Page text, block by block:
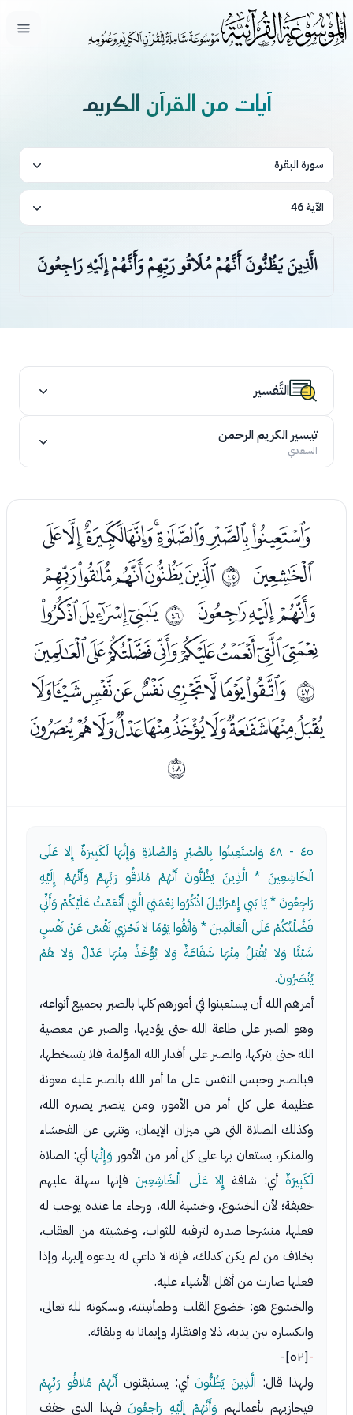
فتح
آيات من القرآن الكريم
سورة البقرة
الآية 46
الَّذِينَ يَظُنُّونَ أَنَّهُمْ مُلَاقُو رَبِّهِمْ وَأَنَّهُمْ إِلَيْهِ رَاجِعُونَ
التَّفسير
تيسير الكريم الرحمن
السعدي
ﮰﮱﯓﯔﯕﯖﯗﯘ
ﯙ ﰬﯛﯜﯝﯞﯟ
ﯠﯡﯢ ﰭﯤﯥﯦ
ﯧﯨﯩﯪﯫﯬﯭﯮ
ﰮ ﯰﯱﯲﯳﯴﯵﯶﯷﯸ
ﯹﯺﯻﯼﯽﯾﯿﰀﰁﰂ
ﰯ
٤٥ - ٤٨
وَاسْتَعِينُوا بِالصَّبْرِ وَالصَّلاةِ وَإِنَّهَا لَكَبِيرَةٌ إِلا عَلَى
الْخَاشِعِينَ * الَّذِينَ يَظُنُّونَ أَنَّهُمْ مُلاقُو رَبِّهِمْ وَأَنَّهُمْ إِلَيْهِ
رَاجِعُونَ * يَا بَنِي إِسْرَائِيلَ اذْكُرُوا نِعْمَتِيَ الَّتِي أَنْعَمْتُ عَلَيْكُمْ وَأَنِّي
فَضَّلْتُكُمْ عَلَى الْعَالَمِينَ * وَاتَّقُوا يَوْمًا لا تَجْزِي نَفْسٌ عَنْ نَفْسٍ
شَيْئًا وَلا يُقْبَلُ مِنْهَا شَفَاعَةٌ وَلا يُؤْخَذُ مِنْهَا عَدْلٌ وَلا هُمْ
يُنْصَرُونَ.
أمرهم الله أن يستعينوا في أمورهم كلها بالصبر بجميع أنواعه،
وهو الصبر على طاعة الله حتى يؤديها، والصبر عن معصية
الله حتى يتركها، والصبر على أقدار الله المؤلمة فلا يتسخطها،
فبالصبر وحبس النفس على ما أمر الله بالصبر عليه معونة
عظيمة على كل أمر من الأمور، ومن يتصبر يصبره الله،
وكذلك الصلاة التي هي ميزان الإيمان، وتنهى عن الفحشاء
والمنكر، يستعان بها على كل أمر من الأمور وَإِنَّهَا أي: الصلاة
لَكَبِيرَةٌ أي: شاقة إِلا عَلَى الْخَاشِعِينَفإنها سهلة عليهم
خفيفة؛ لأن الخشوع، وخشية الله، ورجاء ما عنده يوجب له
فعلها، منشرحا صدره لترقبه للثواب، وخشيته من العقاب،
بخلاف من لم يكن كذلك، فإنه لا داعي له يدعوه إليها، وإذا
فعلها صارت من أثقل الأشياء عليه.
والخشوع هو: خضوع القلب وطمأنينته، وسكونه لله تعالى،
وانكساره بين يديه، ذلا وافتقارا، وإيمانا به وبلقائه.
-[٥٢]-
ولهذا قال: الَّذِينَ يَظُنُّونَأي: يستيقنونأَنَّهُمْ مُلاقُو رَبِّهِمْ
فيجازيهم بأعمالهم وَأَنَّهُمْ إِلَيْهِ رَاجِعُونَفهذا الذي خفف